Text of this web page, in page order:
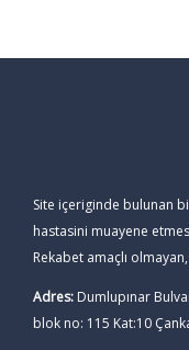
Site içeriginde bulunan
hastasini muayene
Rekabet amaçlı
Adres: Dumlupınar
blok no: 115 Kat:10